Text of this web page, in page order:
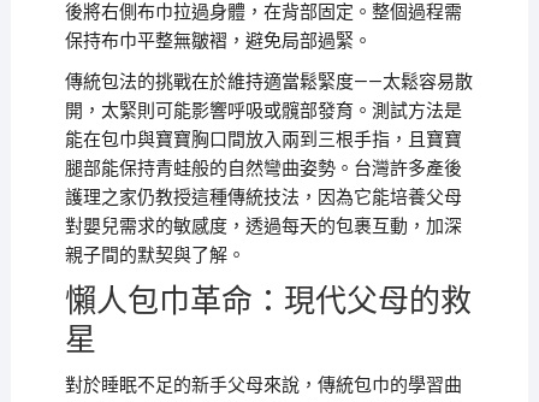
後將右側布巾拉過身體，在背部固定。整個過程需
保持布巾平整無皺褶，避免局部過緊。
傳統包法的挑戰在於維持適當鬆緊度——太鬆容易散
開，太緊則可能影響呼吸或髖部發育。測試方法是
能在包巾與寶寶胸口間放入兩到三根手指，且寶寶
腿部能保持青蛙般的自然彎曲姿勢。台灣許多產後
護理之家仍教授這種傳統技法，因為它能培養父母
對嬰兒需求的敏感度，透過每天的包裹互動，加深
親子間的默契與了解。
懶人包巾革命：現代父母的救
星
對於睡眠不足的新手父母來說，傳統包巾的學習曲